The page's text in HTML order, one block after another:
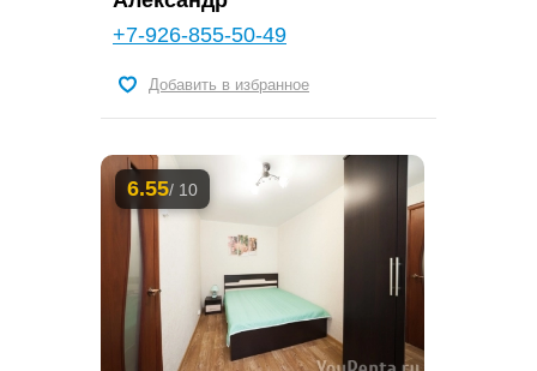
+7-926-855-50-49
Добавить в избранное
6.55/ 10